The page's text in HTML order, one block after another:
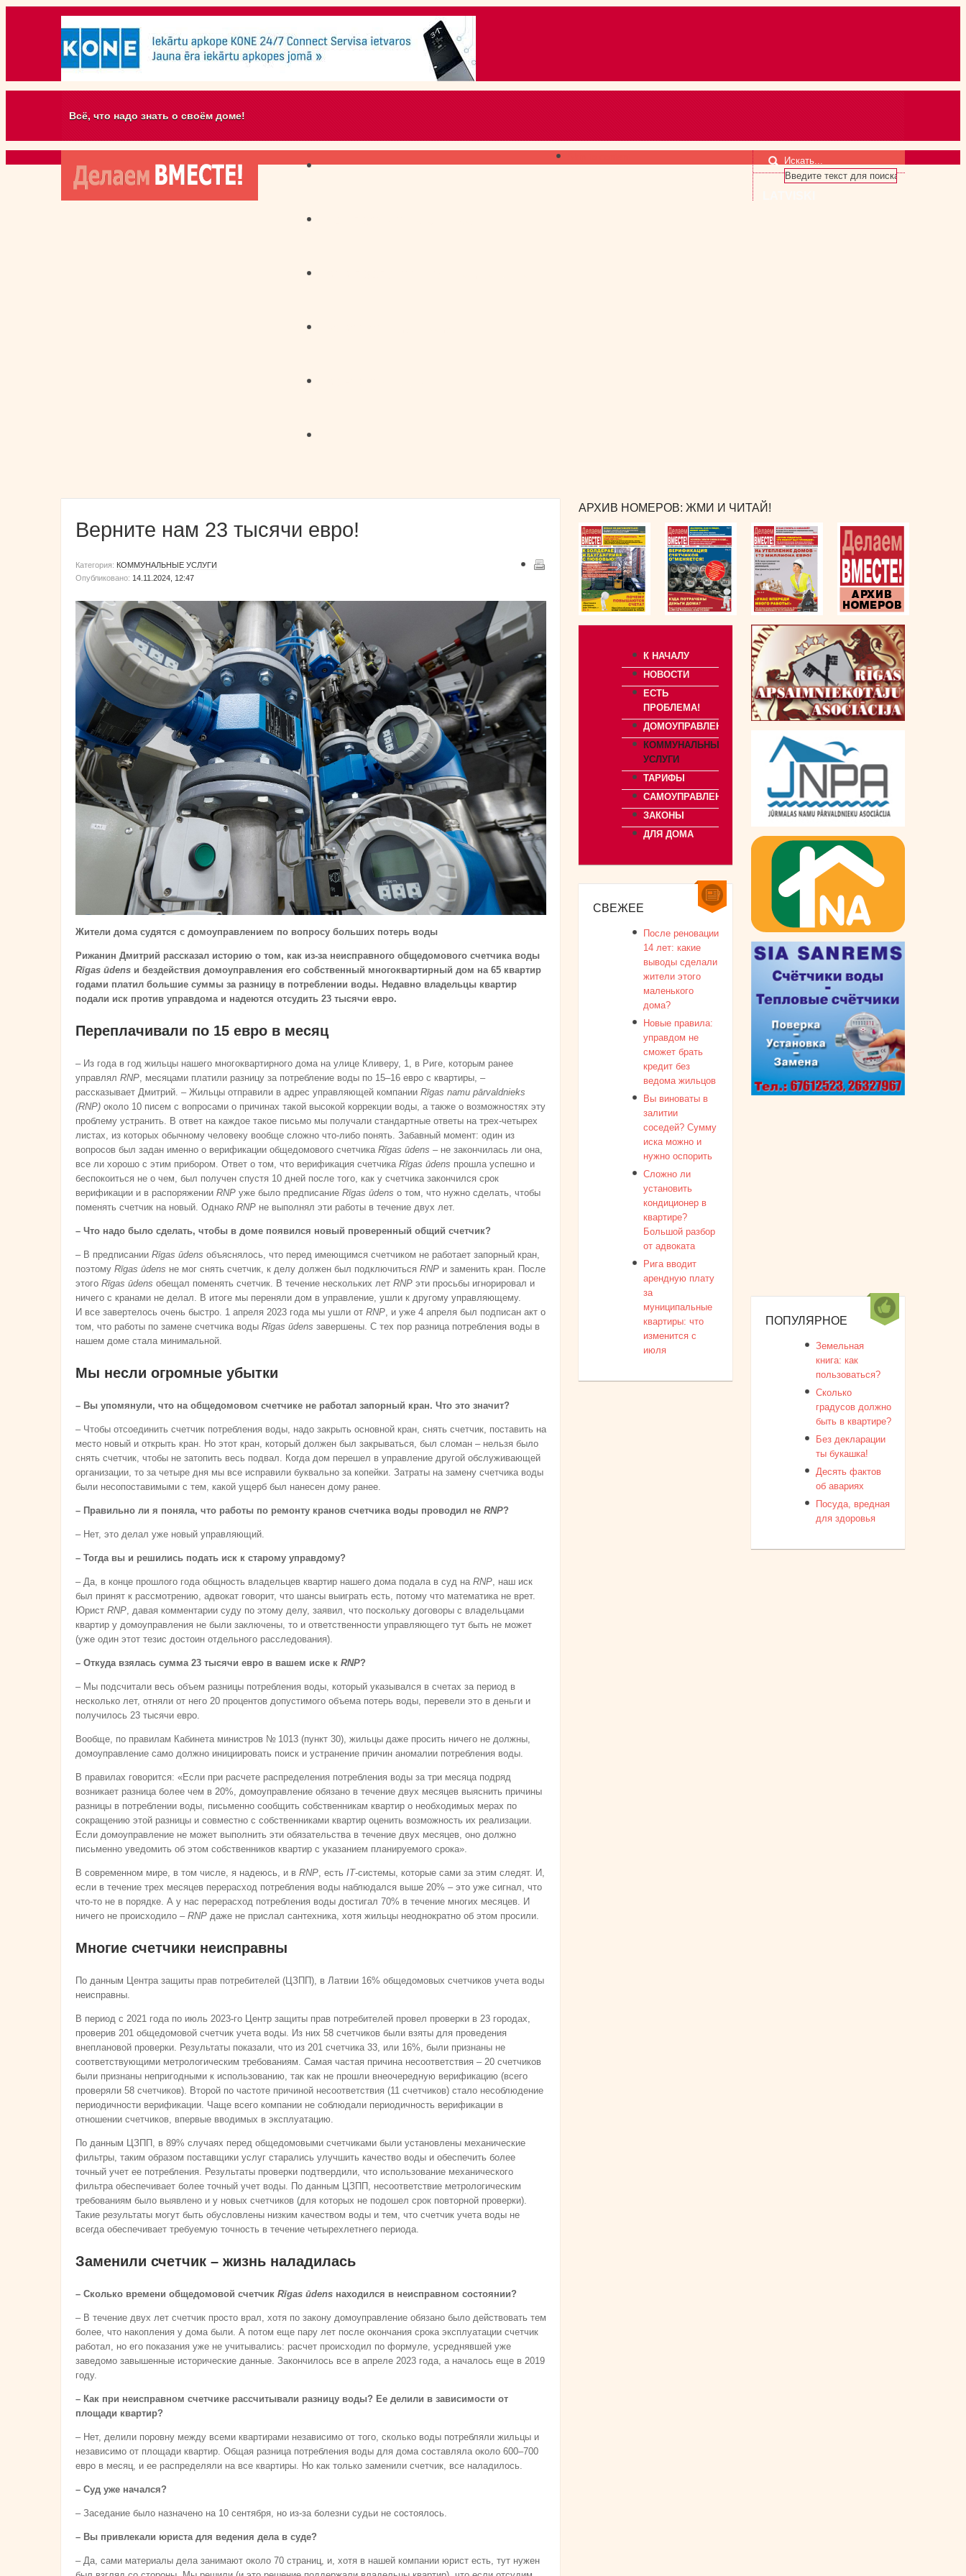
Всё, что надо знать о своём доме!
Искать...
Верните нам 23 тысячи евро!
Категория: КОММУНАЛЬНЫЕ УСЛУГИ
Опубликовано: 14.11.2024, 12:47
Жители дома судятся с домоуправлением по вопросу больших потерь воды
Рижанин Дмитрий рассказал историю о том, как из-за неисправного общедомового счетчика воды
Rīgas ūdensи бездействия домоуправления его собственный многоквартирный дом на 65 квартир
годами платил большие суммы за разницу в потреблении воды. Недавно владельцы квартир
подали иск против управдома и надеются отсудить 23 тысячи евро.
Переплачивали по 15 евро в месяц
– Из года в год жильцы нашего многоквартирного дома на улице Кливеру, 1, в Риге, которым ранее
управлял RNP, месяцами платили разницу за потребление воды по 15–16 евро с квартиры, –
рассказывает Дмитрий. – Жильцы отправили в адрес управляющей компании Rīgas namu pārvaldnieks
(RNP)около 10 писем с вопросами о причинах такой высокой коррекции воды, а также о возможностях эту
проблему устранить. В ответ на каждое такое письмо мы получали стандартные ответы на трех-четырех
листах, из которых обычному человеку вообще сложно что-либо понять. Забавный момент: один из
вопросов был задан именно о верификации общедомового счетчика Rīgas ūdens – не закончилась ли она,
все ли хорошо с этим прибором. Ответ о том, что верификация счетчика Rīgas ūdens прошла успешно и
беспокоиться не о чем, был получен спустя 10 дней после того, как у счетчика закончился срок
верификации и в распоряжении RNPуже было предписание Rīgas ūdens о том, что нужно сделать, чтобы
поменять счетчик на новый. Однако RNPне выполнял эти работы в течение двух лет.
– Что надо было сделать, чтобы в доме появился новый проверенный общий счетчик?
– В предписании Rīgas ūdens объяснялось, что перед имеющимся счетчиком не работает запорный кран,
поэтому Rīgas ūdens не мог снять счетчик, к делу должен был подключиться RNPи заменить кран. После
этого Rīgas ūdens обещал поменять счетчик. В течение нескольких лет RNPэти просьбы игнорировал и
ничего с кранами не делал. В итоге мы переняли дом в управление, ушли к другому управляющему.
И все завертелось очень быстро. 1 апреля 2023 года мы ушли от RNP, и уже 4 апреля был подписан акт о
том, что работы по замене счетчика воды Rīgas ūdens завершены. С тех пор разница потребления воды в
нашем доме стала минимальной.
Мы несли огромные убытки
– Вы упомянули, что на общедомовом счетчике не работал запорный кран. Что это значит?
– Чтобы отсоединить счетчик потребления воды, надо закрыть основной кран, снять счетчик, поставить на
место новый и открыть кран. Но этот кран, который должен был закрываться, был сломан – нельзя было
снять счетчик, чтобы не затопить весь подвал. Когда дом перешел в управление другой обслуживающей
организации, то за четыре дня мы все исправили буквально за копейки. Затраты на замену счетчика воды
были несопоставимыми с тем, какой ущерб был нанесен дому ранее.
– Правильно ли я поняла, что работы по ремонту кранов счетчика воды проводил не RNP?
– Нет, это делал уже новый управляющий.
– Тогда вы и решились подать иск к старому управдому?
– Да, в конце прошлого года общность владельцев квартир нашего дома подала в суд на RNP, наш иск
был принят к рассмотрению, адвокат говорит, что шансы выиграть есть, потому что математика не врет.
Юрист RNP, давая комментарии суду по этому делу, заявил, что поскольку договоры с владельцами
квартир у домоуправления не были заключены, то и ответственности управляющего тут быть не может
(уже один этот тезис достоин отдельного расследования).
– Откуда взялась сумма 23 тысячи евро в вашем иске к RNP?
– Мы подсчитали весь объем разницы потребления воды, который указывался в счетах за период в
несколько лет, отняли от него 20 процентов допустимого объема потерь воды, перевели это в деньги и
получилось 23 тысячи евро.
Вообще, по правилам Кабинета министров № 1013 (пункт 30), жильцы даже просить ничего не должны,
домоуправление само должно инициировать поиск и устранение причин аномалии потребления воды.
В правилах говорится: «Если при расчете распределения потребления воды за три месяца подряд
возникает разница более чем в 20%, домоуправление обязано в течение двух месяцев выяснить причины
разницы в потреблении воды, письменно сообщить собственникам квартир о необходимых мерах по
сокращению этой разницы и совместно с собственниками квартир оценить возможность их реализации.
Если домоуправление не может выполнить эти обязательства в течение двух месяцев, оно должно
письменно уведомить об этом собственников квартир с указанием планируемого срока».
В современном мире, в том числе, я надеюсь, и в RNP, есть IT-системы, которые сами за этим следят. И,
если в течение трех месяцев перерасход потребления воды наблюдался выше 20% – это уже сигнал, что
что-то не в порядке. А у нас перерасход потребления воды достигал 70% в течение многих месяцев. И
ничего не происходило – RNPдаже не прислал сантехника, хотя жильцы неоднократно об этом просили.
Многие счетчики неисправны
По данным Центра защиты прав потребителей (ЦЗПП), в Латвии 16% общедомовых счетчиков учета воды
неисправны.
В период с 2021 года по июль 2023-го Центр защиты прав потребителей провел проверки в 23 городах,
проверив 201 общедомовой счетчик учета воды. Из них 58 счетчиков были взяты для проведения
внеплановой проверки. Результаты показали, что из 201 счетчика 33, или 16%, были признаны не
соответствующими метрологическим требованиям. Самая частая причина несоответствия – 20 счетчиков
были признаны непригодными к использованию, так как не прошли внеочередную верификацию (всего
проверяли 58 счетчиков). Второй по частоте причиной несоответствия (11 счетчиков) стало несоблюдение
периодичности верификации. Чаще всего компании не соблюдали периодичность верификации в
отношении счетчиков, впервые вводимых в эксплуатацию.
По данным ЦЗПП, в 89% случаях перед общедомовыми счетчиками были установлены механические
фильтры, таким образом поставщики услуг старались улучшить качество воды и обеспечить более
точный учет ее потребления. Результаты проверки подтвердили, что использование механического
фильтра обеспечивает более точный учет воды. По данным ЦЗПП, несоответствие метрологическим
требованиям было выявлено и у новых счетчиков (для которых не подошел срок повторной проверки).
Такие результаты могут быть обусловлены низким качеством воды и тем, что счетчик учета воды не
всегда обеспечивает требуемую точность в течение четырехлетнего периода.
Заменили счетчик – жизнь наладилась
– Сколько времени общедомовой счетчик Rīgas ūdensнаходился в неисправном состоянии?
– В течение двух лет счетчик просто врал, хотя по закону домоуправление обязано было действовать тем
более, что накопления у дома были. А потом еще пару лет после окончания срока эксплуатации счетчик
работал, но его показания уже не учитывались: расчет происходил по формуле, усреднявшей уже
заведомо завышенные исторические данные. Закончилось все в апреле 2023 года, а началось еще в 2019
году.
– Как при неисправном счетчике рассчитывали разницу воды? Ее делили в зависимости от
площади квартир?
– Нет, делили поровну между всеми квартирами независимо от того, сколько воды потребляли жильцы и
независимо от площади квартир. Общая разница потребления воды для дома составляла около 600–700
евро в месяц, и ее распределяли на все квартиры. Но как только заменили счетчик, все наладилось.
– Суд уже начался?
– Заседание было назначено на 10 сентября, но из-за болезни судьи не состоялось.
– Вы привлекали юриста для ведения дела в суде?
– Да, сами материалы дела занимают около 70 страниц, и, хотя в нашей компании юрист есть, тут нужен
АРХИВ НОМЕРОВ: ЖМИ И ЧИТАЙ!
К НАЧАЛУ
НОВОСТИ
ЕСТЬ
ПРОБЛЕМА!
ДОМОУПРАВЛЕНИЕ
КОММУНАЛЬНЫЕ
УСЛУГИ
ТАРИФЫ
САМОУПРАВЛЕНИЯ
ЗАКОНЫ
ДЛЯ ДОМА
СВЕЖЕЕ
После реновации
14 лет: какие
выводы сделали
жители этого
маленького
дома?
Новые правила:
управдом не
сможет брать
кредит без
ведома жильцов
Вы виноваты в
залитии
соседей? Сумму
иска можно и
нужно оспорить
Сложно ли
установить
кондиционер в
квартире?
Большой разбор
от адвоката
Рига вводит
арендную плату
за
муниципальные
квартиры: что
изменится с
июля
ПОПУЛЯРНОЕ
Земельная
книга: как
пользоваться?
Сколько
градусов должно
быть в квартире?
Без декларации
ты букашка!
Десять фактов
об авариях
Посуда, вредная
для здоровья